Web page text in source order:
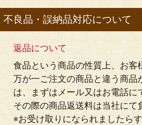
不良品・誤納品対応について
返品について
食品という商品の性質上、お客
万が一ご注文の商品と違う商
は、まずはメール又はお電話に
その際の商品返送料は当社に
※お受け取りになられましたら